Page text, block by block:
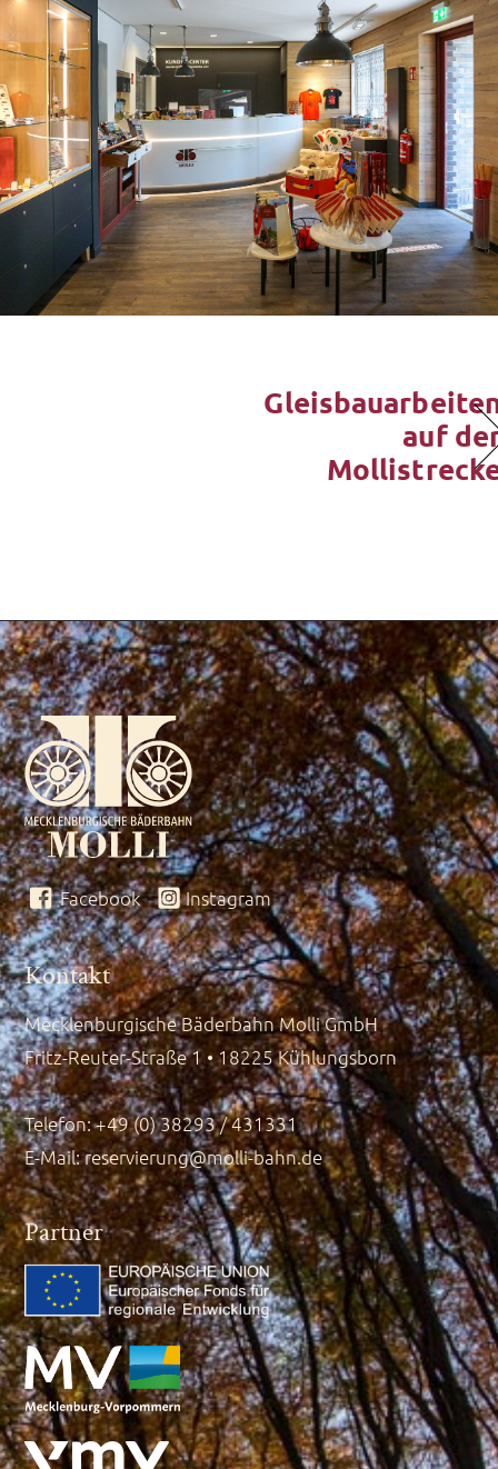
auf
Facebook Instagram
Kontakt
Mecklenburgische Bäderbahn Molli GmbH
Fritz-Reuter-Straße 1 • 18225 Kühlungsborn
Telefon: +49 (0) 38293 / 431331
E-Mail:reservierung@molli-bahn.de
Partner